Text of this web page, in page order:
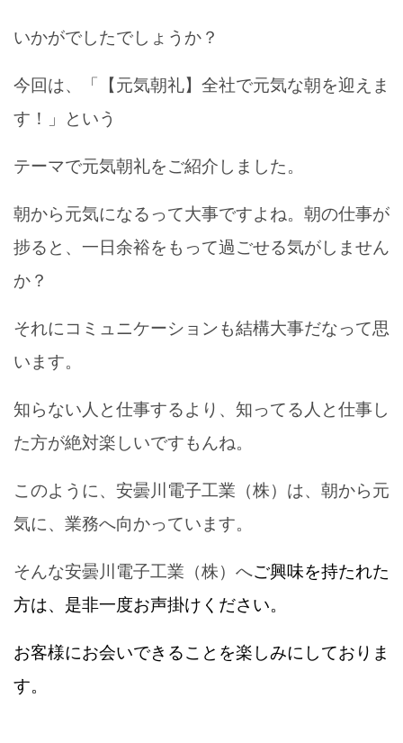
いかがでしたでしょうか？
今回は、「【元気朝礼】全社で元気な朝を迎えま
す！」という
テーマで元気朝礼をご紹介しました。
朝から元気になるって大事ですよね。朝の仕事が
捗ると、一日余裕をもって過ごせる気がしません
か？
それにコミュニケーションも結構大事だなって思
います。
知らない人と仕事するより、知ってる人と仕事し
た方が絶対楽しいですもんね。
このように、安曇川電子工業（株）は、朝から元
気に、 業務へ向かっています。
そんな安曇川電子工業（株）へご興味を持たれた
方は、 是非一度お声掛けください。
お客様にお会いできることを楽しみにしておりま
す。